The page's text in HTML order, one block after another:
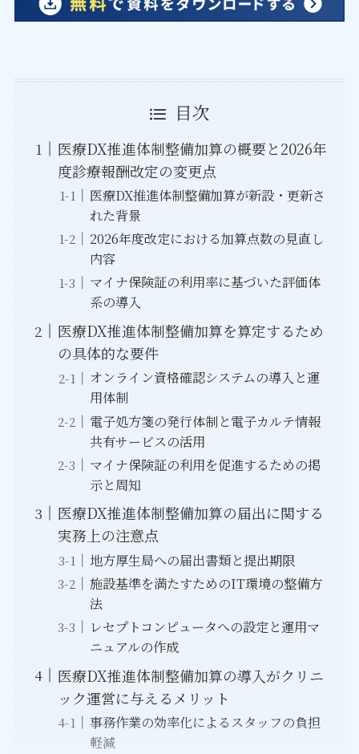
目次
医療DX推進体制整備加算の概要と2026年
度診療報酬改定の変更点
医療DX推進体制整備加算が新設・更新さ
れた背景
2026年度改定における加算点数の見直し
内容
マイナ保険証の利用率に基づいた評価体
系の導入
医療DX推進体制整備加算を算定するため
の具体的な要件
オンライン資格確認システムの導入と運
用体制
電子処方箋の発行体制と電子カルテ情報
共有サービスの活用
マイナ保険証の利用を促進するための掲
示と周知
医療DX推進体制整備加算の届出に関する
実務上の注意点
地方厚生局への届出書類と提出期限
施設基準を満たすためのIT環境の整備方
法
レセプトコンピュータへの設定と運用マ
ニュアルの作成
医療DX推進体制整備加算の導入がクリニ
ック運営に与えるメリット
事務作業の効率化によるスタッフの負担
軽減